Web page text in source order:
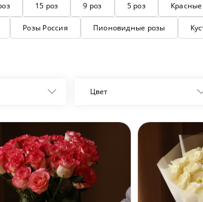
15 роз 9 роз 5 роз
Розы Россия Пионовидные розы
Цвет